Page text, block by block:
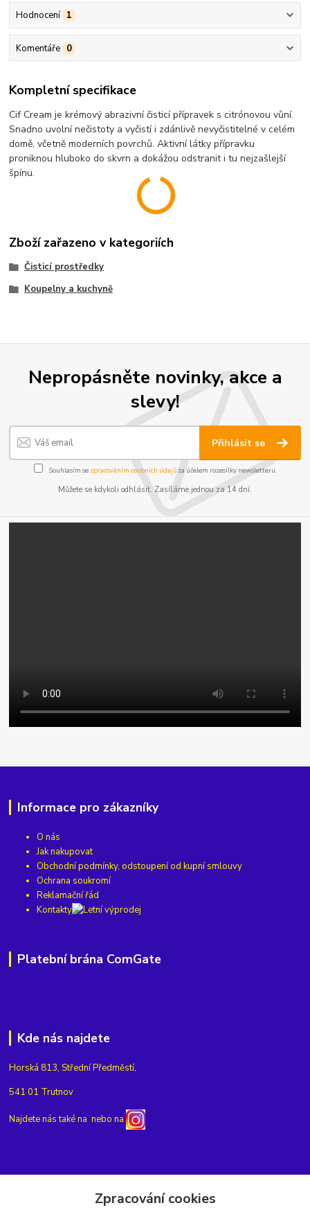
Hodnocení 1
Komentáře 0
Kompletní specifikace
Cif Cream je krémový abrazivní čisticí přípravek s citrónovou vůní.
Snadno uvolní nečistoty a vyčistí i zdánlivě nevyčistitelné v celém
domě, včetně moderních povrchů. Aktivní látky přípravku
proniknou hluboko do skvrn a dokážou odstranit i tu nejzašlejší
špínu.
Zboží zařazeno v kategoriích
Čisticí prostředky
Koupelny a kuchyně
Nepropásněte novinky, akce a
slevy!
Přihlásit se
Souhlasím se zpracováním osobních údajůza účelem rozesílky newsletteru.
Můžete se kdykoli odhlásit. Zasíláme jednou za 14 dní.
Informace pro zákazníky
O nás
Jak nakupovat
Obchodní podmínky, odstoupení od kupní smlouvy
Ochrana soukromí
Reklamační řád
Kontakty
Platební brána ComGate
Kde nás najdete
Horská 813, Střední Předměstí,
541 01 Trutnov
Najdete nás také na nebo na
Zpracování cookies